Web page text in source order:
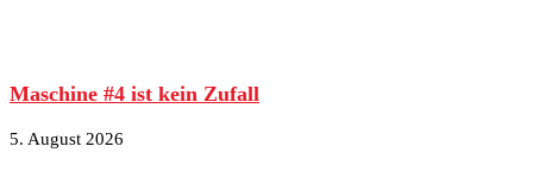
Maschine #4 ist kein Zufall
5. August 2026